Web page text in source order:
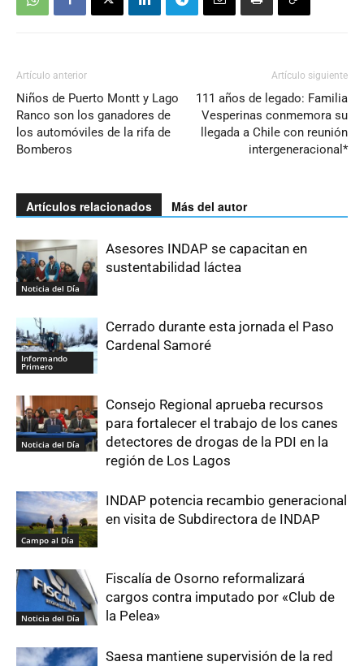
Artículo anterior
Niños de Puerto Montt y Lago
Ranco son los ganadores de
los automóviles de la rifa de
Bomberos
Artículo siguiente
111 años de legado: Familia
Vesperinas conmemora su
llegada a Chile con reunión
intergeneracional*
Artículos relacionados Más del autor
Noticia del Día
Asesores INDAP se capacitan en
sustentabilidad láctea
Informando
Primero
Cerrado durante esta jornada el Paso
Cardenal Samoré
Noticia del Día
Consejo Regional aprueba recursos
para fortalecer el trabajo de los canes
detectores de drogas de la PDI en la
región de Los Lagos
Campo al Día
INDAP potencia recambio generacional
en visita de Subdirectora de INDAP
Noticia del Día
Fiscalía de Osorno reformalizará
cargos contra imputado por «Club de
la Pelea»
Saesa mantiene supervisión de la red